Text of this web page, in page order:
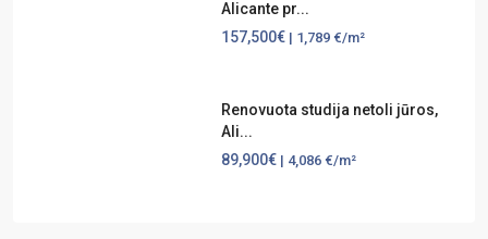
Alicante pr...
157,500€ | 1,789 €/m²
Renovuota studija netoli jūros,
Ali...
89,900€ | 4,086 €/m²